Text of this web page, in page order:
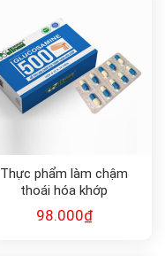
Thực phẩm làm chậm
thoái hóa khớp
Glucosamine 500
98.000₫